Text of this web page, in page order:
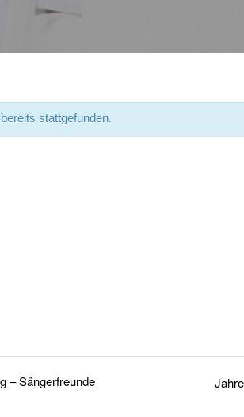
stattgefunden.
– Sängerfreunde